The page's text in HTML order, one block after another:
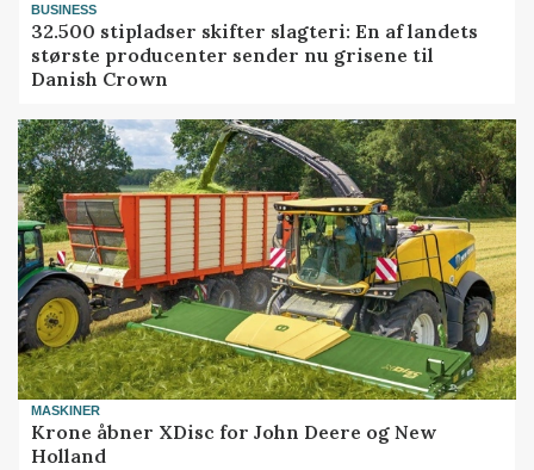
BUSINESS
32.500 stipladser skifter slagteri: En af landets
største producenter sender nu grisene til
Danish Crown
MASKINER
Krone åbner XDisc for John Deere og New
Holland